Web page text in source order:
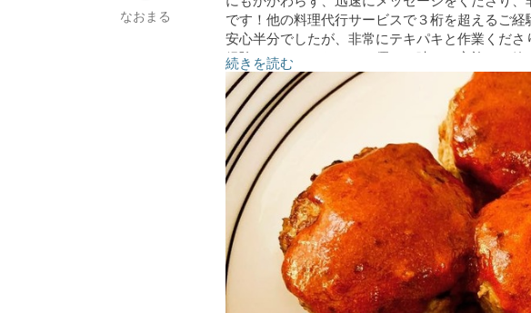
なおまる
です！他の料理代行サービスで３桁を超えるご
安心半分でしたが、非常にテキパキと作業くだ
経験だからこそだせる、優しい味で、家族や一
したいです！
胸カツ
手羽先ソテー
ハンバーグ
ポークピカタ
肉じゃが
タラの煮付け
生姜焼き
ぶり照り焼き
ほうれん草の胡麻和え
モヤシのナムル
鶏スープ
続きを読む